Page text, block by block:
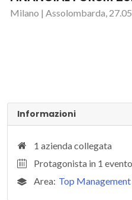
Milano | Assolombarda,
Informazioni
1 azienda collegata
Protagonista in 1 evento
Area: Top Management